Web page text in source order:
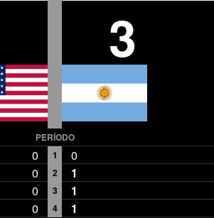
3
PERÍODO
0 1
0
0
2
1
0
3
1
0
4 1